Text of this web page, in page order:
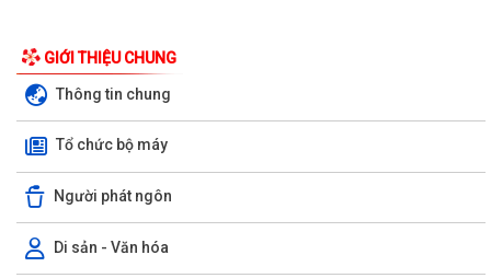
GIỚI THIỆU CHUNG
Thông tin chung
Tổ chức bộ máy
Người phát ngôn
Di sản - Văn hóa